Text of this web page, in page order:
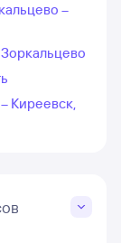
–
Киреевск,